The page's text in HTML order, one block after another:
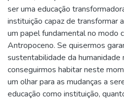
ser uma educação
instituição capaz de transformar
um papel fundamental no modo
Antropoceno. Se quisermos
sustentabilidade da humanidade
conseguirmos habitar neste
um olhar para as mudanças a
educação como instituição,